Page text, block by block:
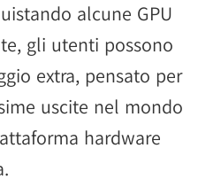
alcune GPU
gli utenti possono
extra, pensato per
uscite nel mondo
hardware